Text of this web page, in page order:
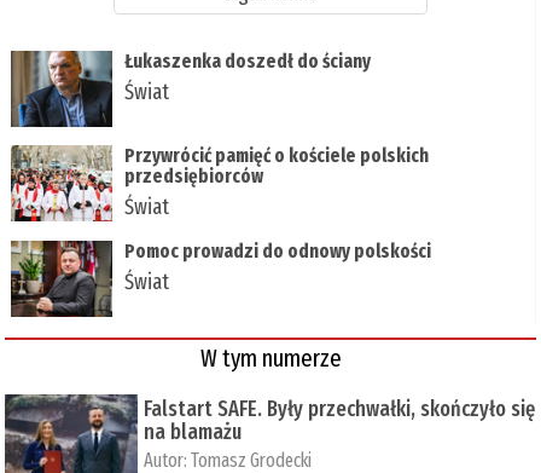
Łukaszenka doszedł do ściany
Świat
Przywrócić pamięć o kościele polskich
przedsiębiorców
Świat
Pomoc prowadzi do odnowy polskości
Świat
W tym numerze
Falstart SAFE. Były przechwałki, skończyło się
na blamażu
Autor:Tomasz Grodecki